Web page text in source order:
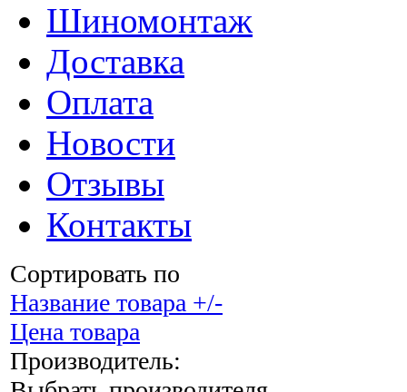
Шиномонтаж
Доставка
Оплата
Новости
Отзывы
Контакты
Сортировать по
Название товара +/-
Цена товара
Производитель: